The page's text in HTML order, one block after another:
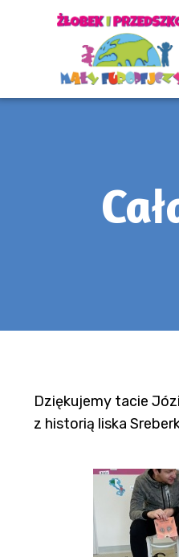
Dziękujemy tacie
z historią liska